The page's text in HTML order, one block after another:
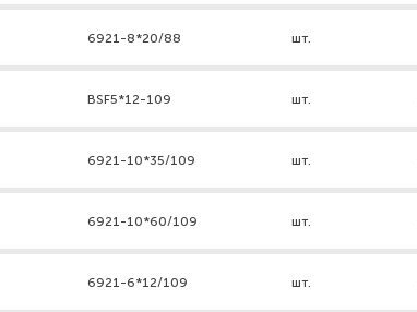
6921-8*20/88 шт.
BSF5*12-109 шт.
6921-10*35/109 шт.
6921-10*60/109 шт.
6921-6*12/109 шт.